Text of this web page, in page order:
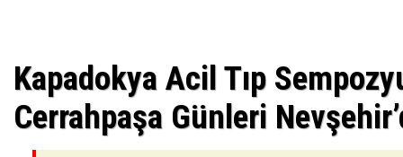
Kapadokya Acil Tıp
Cerrahpaşa Günleri